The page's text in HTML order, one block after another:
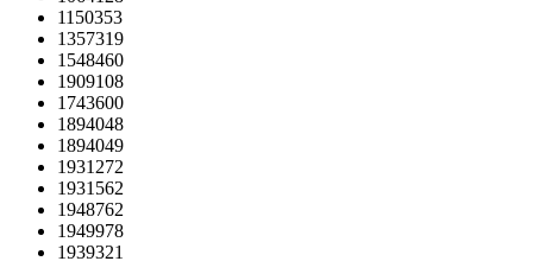
1150353
1357319
1548460
1909108
1743600
1894048
1894049
1931272
1931562
1948762
1949978
1939321